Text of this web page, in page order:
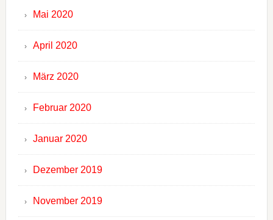
Mai 2020
April 2020
März 2020
Februar 2020
Januar 2020
Dezember 2019
November 2019